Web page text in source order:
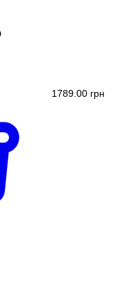
1789.00 грн